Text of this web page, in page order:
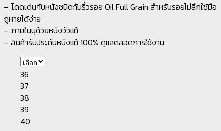
– โดดเด่นกับหนังชนิดกันริ้วรอย Oil Full Grain สำหรับรอยไม่ลึกใช้มือ
ถูหายได้ง่าย
– ภายในบุด้วยหนังวัวแท้
– สินค้ารับประกันหนังแท้ 100% ดูแลตลอดการใช้งาน
36
37
38
39
40